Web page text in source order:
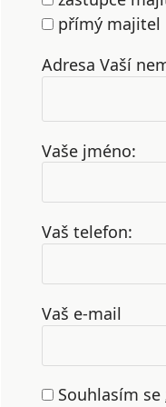
přímý majitel
Adresa Vaší
Vaše jméno:
Vaš telefon:
Vaš e-mail
Souhlasím se